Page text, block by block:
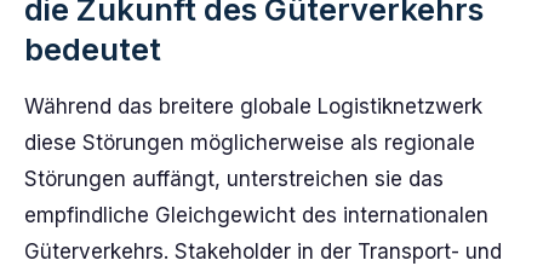
die Zukunft des Güterverkehrs
bedeutet
Während das breitere globale Logistiknetzwerk
diese Störungen möglicherweise als regionale
Störungen auffängt, unterstreichen sie das
empfindliche Gleichgewicht des internationalen
Güterverkehrs. Stakeholder in der Transport- und